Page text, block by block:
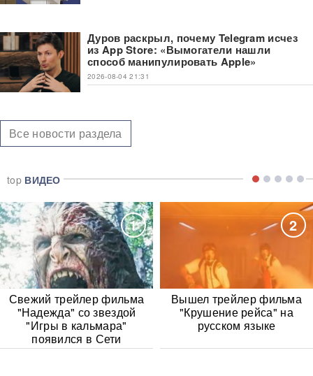
Дуров раскрыл, почему Telegram исчез
из App Store: «Вымогатели нашли
способ манипулировать Apple»
2026-08-04 21:31
Все новости раздела
top ВИДЕО
1
Свежий трейлер фильма
"Надежда" со звездой
"Игры в кальмара"
появился в Сети
2
Вышел трейлер фильма
"Крушение рейса" на
русском языке